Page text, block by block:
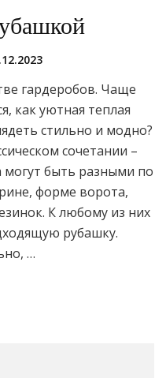
гардеробов. Чаще
как уютная теплая
стильно и модно?
сочетании –
могут быть разными по
форме ворота,
К любому из них
рубашку.
…